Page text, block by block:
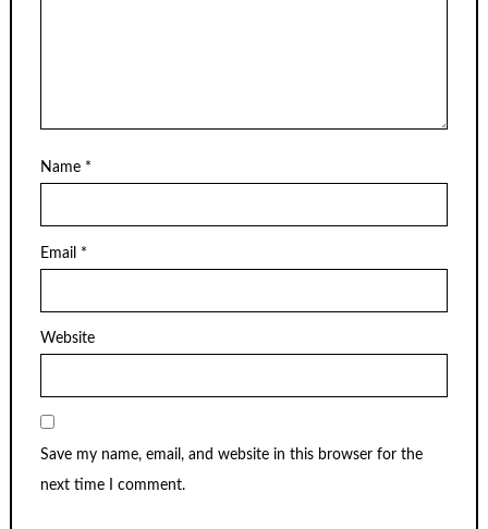
Name *
Email *
Website
Save my name, email, and website in this browser for the
next time I comment.